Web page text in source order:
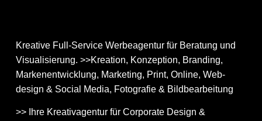
Kreative Full-Service Werbeagentur für Beratung und
Visualisierung. >>Kreation, Konzeption, Branding,
Markenentwicklung, Marketing, Print, Online, Web­
design & Social Media, Fotografie & Bildbear­bei­tung
>> Ihre Kreativagentur für Corporate Design &